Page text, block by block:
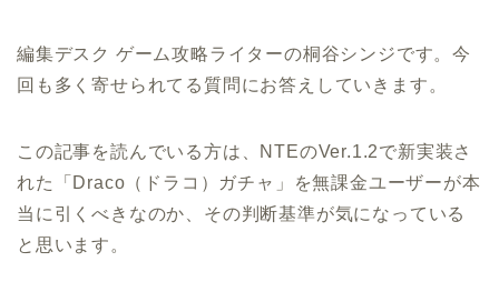
編集デスク ゲーム攻略ライターの桐谷シンジです。今
回も多く寄せられてる質問にお答えしていきます。
この記事を読んでいる方は、NTEのVer.1.2で新実装さ
れた「Draco（ドラコ）ガチャ」を無課金ユーザーが本
当に引くべきなのか、その判断基準が気になっている
と思います。